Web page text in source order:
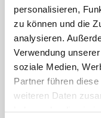
personalisieren,
zu können und die
analysieren.
Verwendung
soziale Medien,
Partner führen
weiteren Daten